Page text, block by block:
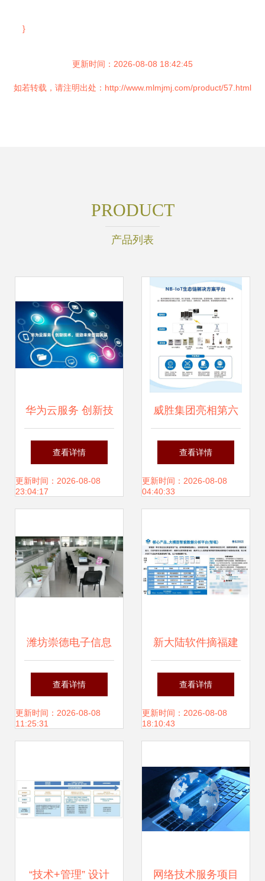
}
更新时间：2026-08-08 18:42:45
如若转载，请注明出处：http://www.mlmjmj.com/product/57.html
PRODUCT
产品列表
华为云服务 创新技
术驱动未来智能发
展
查看详情
更新时间：2026-08-08
23:04:17
威胜集团亮相第六
届民企创新成果展
科技驱动未来网络
查看详情
更新时间：2026-08-08
04:40:33
潍坊崇德电子信息
以网络技术服务赋
能数字化转型
查看详情
更新时间：2026-08-08
11:25:31
新大陆软件摘福建
省首张人工智能企
业能力一级评估认
区域
查看详情
更新时间：2026-08-08
18:10:43
“技术+管理” 设计 网络技术服务项目